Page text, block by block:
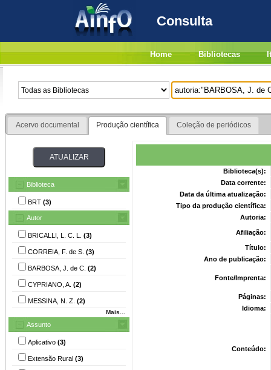
Consulta
Home Bibliotecas
Acervo documental Produção científica Coleção de periódicos
Biblioteca
BRT (3)
Autor
BRICALLI, L. C. L. (3)
CORREIA, F. de S. (3)
BARBOSA, J. de C. (2)
CYPRIANO, A. (2)
MESSINA, N. Z. (2)
Mais...
Assunto
Aplicativo (3)
Extensão Rural (3)
Biblioteca(s):
Data corrente:
Data da última atualização:
Tipo da produção científica:
Autoria:
Afiliação:
Título:
Ano de publicação:
Fonte/Imprenta:
Páginas:
Idioma:
Conteúdo: